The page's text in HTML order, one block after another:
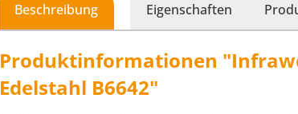
Beschreibung Eigenschaften
Produktinformationen
Edelstahl B6642"